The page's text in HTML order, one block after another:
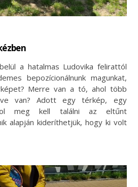
a hatalmas Ludovika felirattól
bepozícionálnunk magunkat,
Merre van a tó, ahol több
van? Adott egy térkép, egy
meg kell találni az eltűnt
alapján kideríthetjük, hogy ki volt